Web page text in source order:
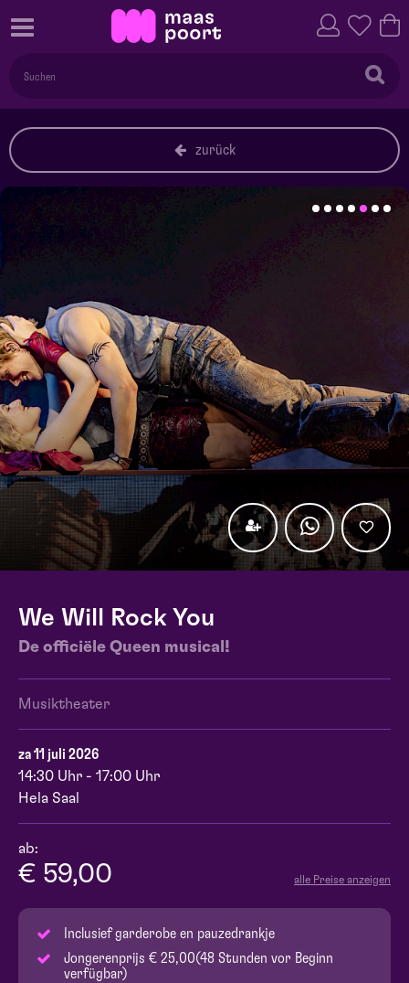
zurück
We Will Rock You
De officiële Queen musical!
Musiktheater
za 11 juli 2026
14:30 Uhr - 17:00 Uhr
Hela Saal
ab:
€ 59,00 alle Preise anzeigen
Inclusief garderobe en pauzedrankje
Jongerenprijs € 25,00(48 Stunden vor Beginn
verfügbar)